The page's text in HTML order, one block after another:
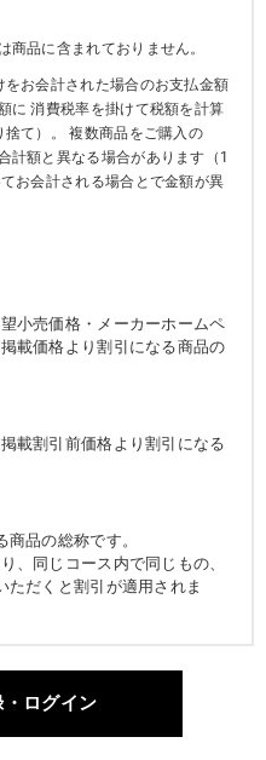
商品に含まれておりません。
をお会計された場合のお支払金額
に 消費税率を掛けて税額を計算
て）。 複数商品をご購入の
計額と異なる場合があります（1
お会計される場合とで金額が異
小売価格・メーカーホームペ
載価格より割引になる商品の
載割引前価格より割引になる
品の総称です。
、同じコース内で同じもの、
ただくと割引が適用されま
ログイン